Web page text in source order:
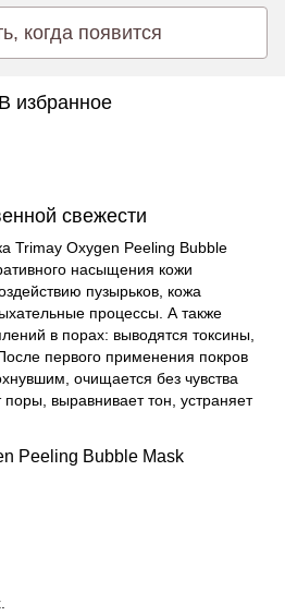
когда появится
В избранное
свежести
Trimay Oxygen Peeling Bubble
насыщения кожи
пузырьков, кожа
процессы. А также
в порах: выводятся токсины,
первого применения покров
очищается без чувства
выравнивает тон, устраняет
Peeling Bubble Mask